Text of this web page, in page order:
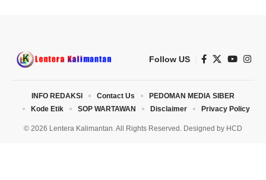
Follow US
© 2026 Lentera Kalimantan. All Rights Reserved. Designed by HCD
INFO REDAKSI Contact Us
PEDOMAN MEDIA SIBER
Kode Etik
SOP WARTAWAN Disclaimer Privacy Policy